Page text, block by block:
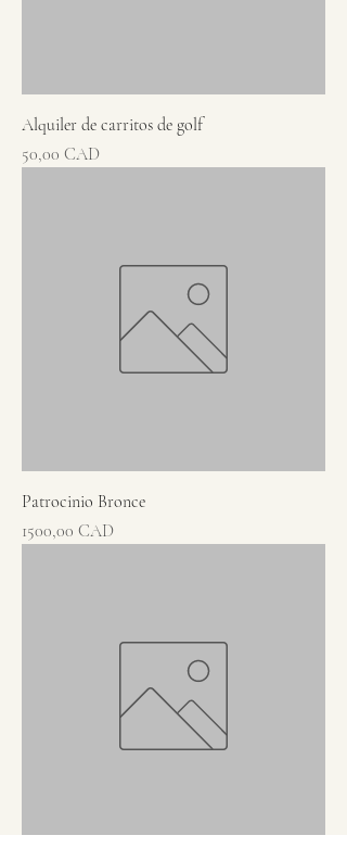
Alquiler de carritos de golf
Precio
50,00 CAD
Patrocinio Bronce
Precio
1500,00 CAD